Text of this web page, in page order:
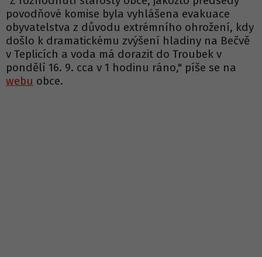
povodňové komise byla vyhlášena evakuace
obyvatelstva z důvodu extrémního ohrožení, kdy
došlo k dramatickému zvýšení hladiny na Bečvě
v Teplicích a voda má dorazit do Troubek v
pondělí 16. 9. cca v 1 hodinu ráno," píše se na
webu obce.